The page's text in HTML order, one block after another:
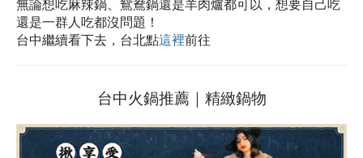
無論想吃麻辣鍋、鴛鴦鍋還是羊肉爐都可以，想要自己吃
還是一群人吃都沒問題！
台中繼續看下去，台北點這裡前往
台中火鍋推薦｜精緻鍋物